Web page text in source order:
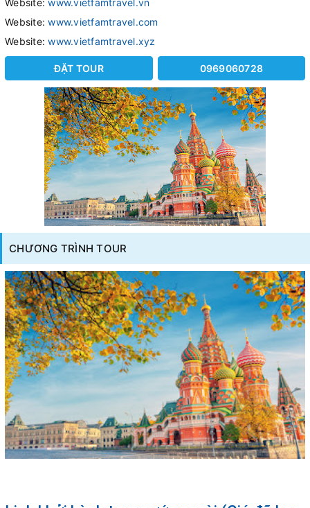
CHƯƠNG TRÌNH TOUR
Website:www.vietfamtravel.vn
Website:www.vietfamtravel.com
Website:www.vietfamtravel.xyz
ĐẶT TOUR 0969060728